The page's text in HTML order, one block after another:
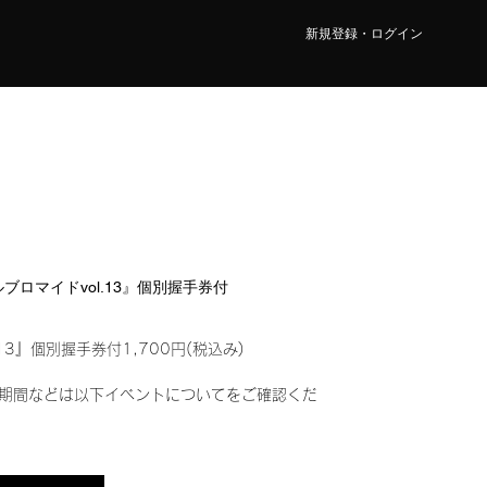
新規登録・ログイン
ロマイドvol.13』個別握手券付
』個別握手券付1,700円(税込み)
間などは以下イベントについてをご確認くだ